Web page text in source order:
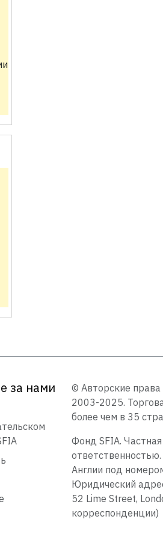
за нами
© Авторские
2003-2025.
более чем в 35
Фонд SFIA.
Англии под
Юридический
52 Lime Street,
корреспонденции)